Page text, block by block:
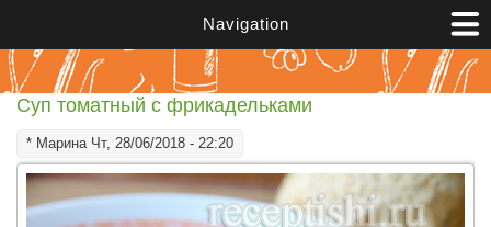
Navigation
Суп томатный с фрикадельками
* МаринаЧт, 28/06/2018 - 22:20